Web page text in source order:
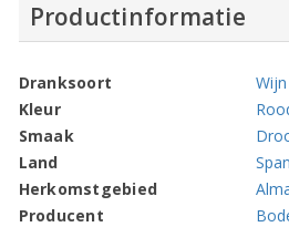
Productinformatie
Dranksoort
Wijn
Kleur
Smaak
Land
Herkomstgebied
Producent